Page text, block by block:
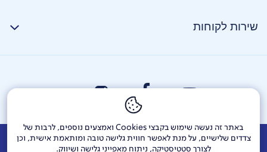
באתר זה נעשה שימוש בקבצי Cookies ואמצעים נוספים, לרבות של
צדדים שלישיים, על מנת לאפשר חווית גלישה טובה ומותאמת אישית, וכן
לצורך סטטיסטיקה, ניתוח מאפייני גלישה ושיווק.
שירות לקוחות
אודות דרושים צור קשר Investor Relations הודעות חברה